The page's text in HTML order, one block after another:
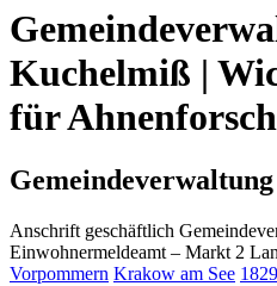
Kuchelmiß |
für
Anschrift geschäftlich
Einwohnermeldeamt – Markt 2
Vorpommern Krakow am See